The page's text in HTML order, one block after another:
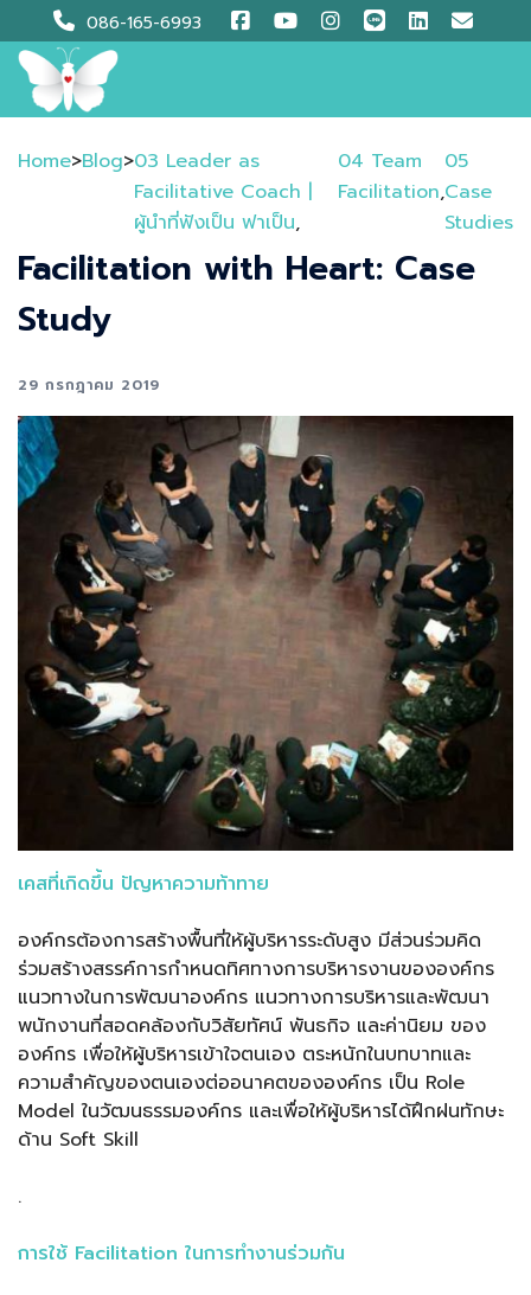
to
content
086-165-6993
Home>Blog>03 Leader as
Facilitative Coach |
ผู้นำที่ฟังเป็น ฟาเป็น​,
04 Team
Facilitation,
05
Case
Studies
Facilitation with Heart: Case
Study
29 กรกฎาคม 2019
เคสที่เกิดขึ้น ปัญหาความท้าทาย
องค์กรต้องการสร้างพื้นที่ให้ผู้บริหารระดับสูง มีส่วนร่วมคิด
ร่วมสร้างสรรค์การกำหนดทิศทางการบริหารงานขององค์กร
แนวทางในการพัฒนาองค์กร แนวทางการบริหารและพัฒนา
พนักงานที่สอดคล้องกับวิสัยทัศน์ พันธกิจ และค่านิยม ของ
องค์กร เพื่อให้ผู้บริหารเข้าใจตนเอง ตระหนักในบทบาทและ
ความสำคัญของตนเองต่ออนาคตขององค์กร เป็น Role
Model ในวัฒนธรรมองค์กร และเพื่อให้ผู้บริหารได้ฝึกฝนทักษะ
ด้าน Soft Skill
.
การใช้ Facilitation ในการทำงานร่วมกัน